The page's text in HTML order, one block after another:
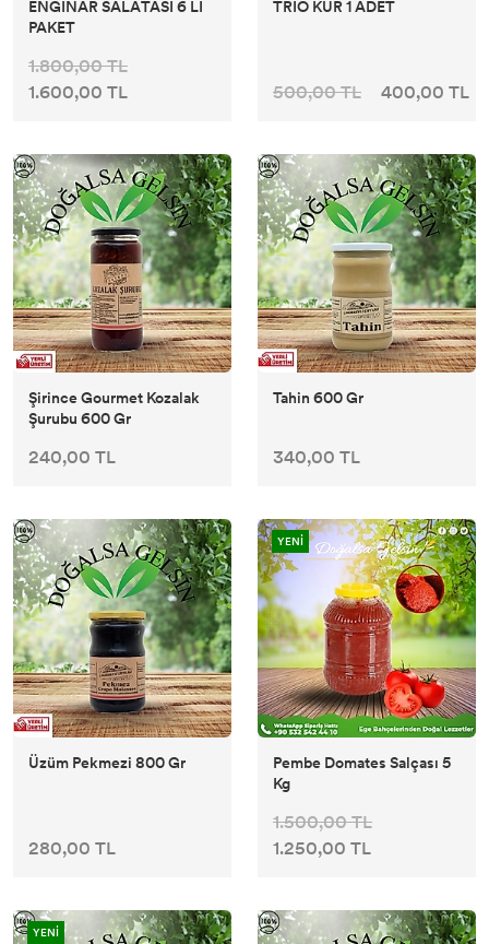
ENGİNAR SALATASI 6 LI
PAKET
1.800,00 TL
1.600,00 TL
TRİO KÜR 1 ADET
500,00 TL 400,00 TL
Şirince Gourmet Kozalak
Şurubu 600 Gr
240,00 TL
Tahin 600 Gr
340,00 TL
Üzüm Pekmezi 800 Gr
280,00 TL
YENİ
Pembe Domates Salçası 5
Kg
1.500,00 TL
1.250,00 TL
YENİ